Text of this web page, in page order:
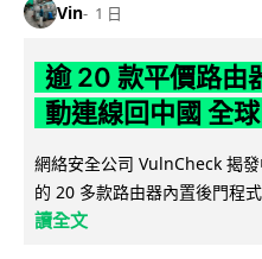
Vin 1 日
逾 20 款平價路由
動連線回中國 全
網絡安全公司 VulnCheck 揭
的 20 多款路由器內置後門程
讀全文